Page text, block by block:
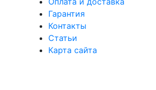
Гарантия
Контакты
Статьи
Карта сайта